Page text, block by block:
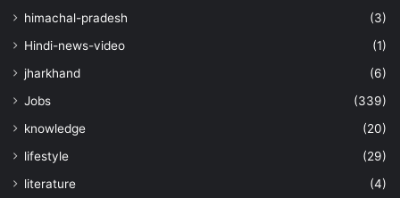
himachal-pradesh
(3)
Hindi-news-video
(1)
jharkhand
(6)
Jobs
(339)
knowledge
(20)
lifestyle
(29)
literature
(4)